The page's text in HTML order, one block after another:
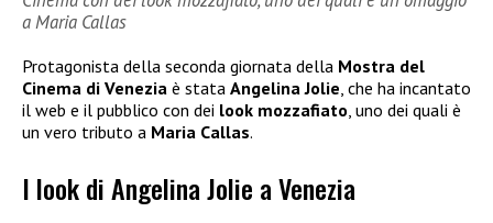
a Maria Callas
Protagonista della seconda giornata della Mostra del
Cinema di Venezia è stata Angelina Jolie, che ha incantato
il web e il pubblico con dei look mozzafiato, uno dei quali è
un vero tributo a Maria Callas.
I look di Angelina Jolie a Venezia